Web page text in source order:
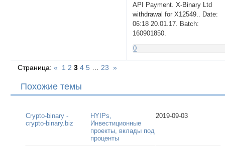
API Payment. X-Binary Ltd
withdrawal for X12549.. Date:
06:18 20.01.17. Batch:
160901850.
0
Страница:« 1 2 3 4 5 23 »
Похожие темы
Crypto-binary -
crypto-binary.biz
HYIPs,
Инвестиционные
проекты, вклады под
проценты
2019-09-03